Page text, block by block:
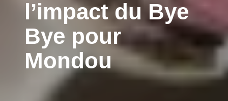
l’impact du Bye
Bye pour
Mondou